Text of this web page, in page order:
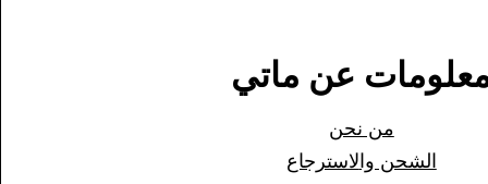
عن ماتي
من نحن
الشحن والاسترجاع